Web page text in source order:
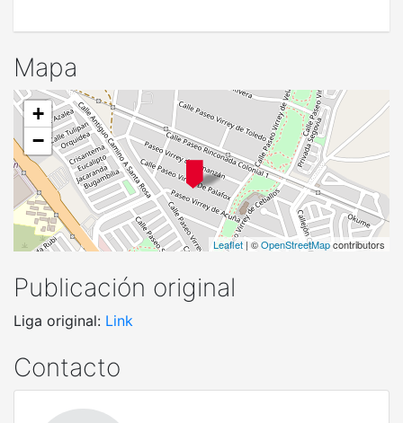
Mapa
+
−
Leaflet | ©OpenStreetMapcontributors
Publicación original
Liga original: Link
Contacto